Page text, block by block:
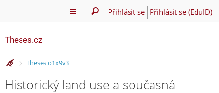
Přihlásit se Přihlásit se (EduID)
Theses.cz
>
Theses o1x9v3
Historický land use a současná